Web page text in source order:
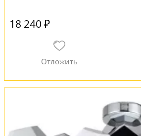
18 240 ₽